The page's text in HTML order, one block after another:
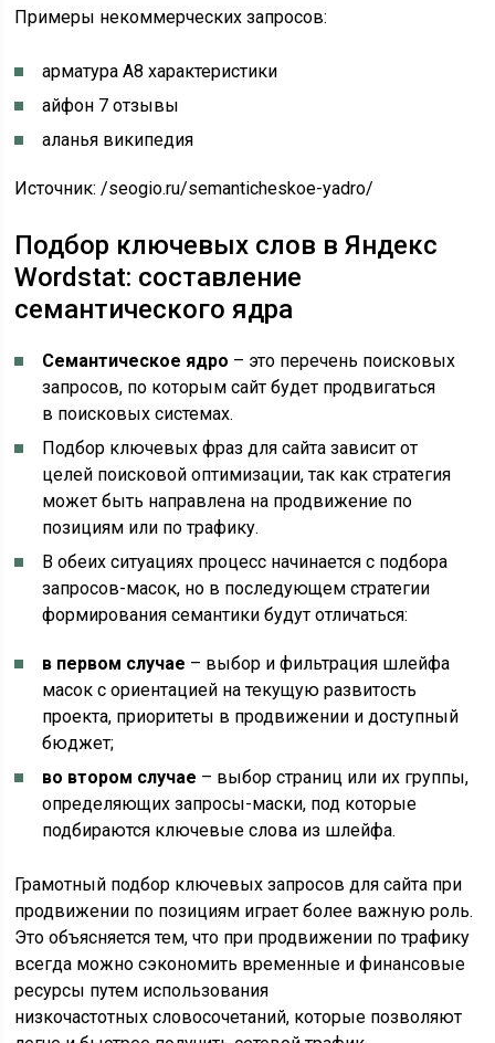
Примеры некоммерческих запросов:
арматура А8 характеристики
айфон 7 отзывы
аланья википедия
Источник:/seogio.ru/semanticheskoe-yadro/
Подбор ключевых слов в Яндекс
Wordstat: составление
семантического ядра
Семантическое ядро – это перечень поисковых
запросов, по которым сайт будет продвигаться
в поисковых системах.
Подбор ключевых фраз для сайта зависит от
целей поисковой оптимизации, так как стратегия
может быть направлена на продвижение по
позициям или по трафику.
В обеих ситуациях процесс начинается с подбора
запросов-масок, но в последующем стратегии
формирования семантики будут отличаться:
в первом случае – выбор и фильтрация шлейфа
масок с ориентацией на текущую развитость
проекта, приоритеты в продвижении и доступный
бюджет;
во втором случае – выбор страниц или их группы,
определяющих запросы-маски, под которые
подбираются ключевые слова из шлейфа.
Грамотный подбор ключевых запросов для сайта при
продвижении по позициям играет более важную роль.
Это объясняется тем, что при продвижении по трафику
всегда можно сэкономить временные и финансовые
ресурсы путем использования
низкочастотных словосочетаний, которые позволяют